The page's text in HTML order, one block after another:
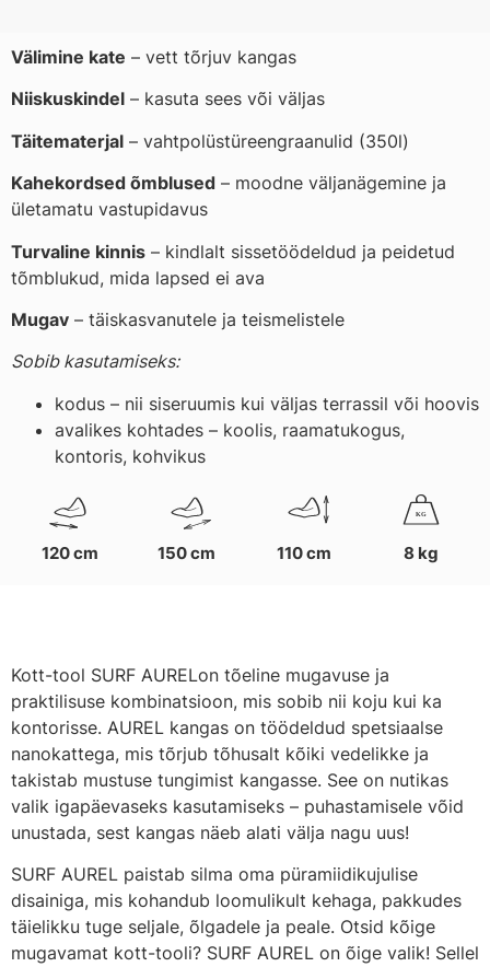
Välimine kate – vett tõrjuv kangas
Niiskuskindel – kasuta sees või väljas
Täitematerjal – vahtpolüstüreengraanulid (350l)
Kahekordsed õmblused – moodne väljanägemine ja
ületamatu vastupidavus
Turvaline kinnis – kindlalt sissetöödeldud ja peidetud
tõmblukud, mida lapsed ei ava
Mugav – täiskasvanutele ja teismelistele
Sobib kasutamiseks:
kodus – nii siseruumis kui väljas terrassil või hoovis
avalikes kohtades – koolis, raamatukogus,
kontoris, kohvikus
120 cm 150 cm 110 cm
KG
8 kg
Kott-tool SURF AURELon tõeline mugavuse ja
praktilisuse kombinatsioon, mis sobib nii koju kui ka
kontorisse. AUREL kangas on töödeldud spetsiaalse
nanokattega, mis tõrjub tõhusalt kõiki vedelikke ja
takistab mustuse tungimist kangasse. See on nutikas
valik igapäevaseks kasutamiseks – puhastamisele võid
unustada, sest kangas näeb alati välja nagu uus!
SURF AUREL paistab silma oma püramiidikujulise
disainiga, mis kohandub loomulikult kehaga, pakkudes
täielikku tuge seljale, õlgadele ja peale. Otsid kõige
mugavamat kott-tooli? SURF AUREL on õige valik! Sellel